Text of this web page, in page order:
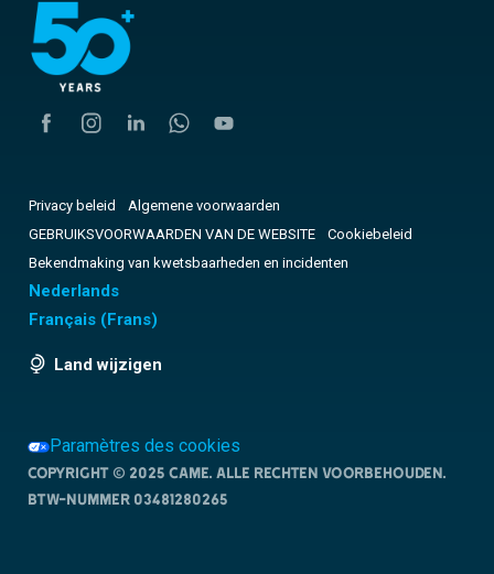
Privacy beleid
Algemene voorwaarden
GEBRUIKSVOORWAARDEN VAN DE WEBSITE
Cookiebeleid
Bekendmaking van kwetsbaarheden en incidenten
Nederlands
Français (Frans)
Land wijzigen
Paramètres des cookies
Copyright © 2025 CAME. Alle rechten voorbehouden.
BTW-nummer 03481280265